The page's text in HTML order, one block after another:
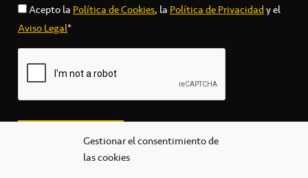
Gestionar el consentimiento de
las cookies
Acepto laPolítica de Cookies, laPolítica de Privacidady el
Aviso Legal*